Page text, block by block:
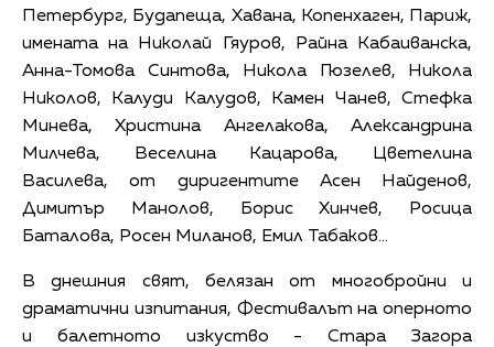
Петербург, Будапеща, Хавана, Копенхаген, Париж,
имената на Николай Гяуров, Райна Кабаиванска,
Анна-Томова Синтова, Никола Гюзелев, Никола
Николов, Калуди Калудов, Камен Чанев, Стефка
Минева, Христина Ангелакова, Александрина
Милчева, Веселина Кацарова, Цветелина
Василева, от диригентите Асен Найденов,
Димитър Манолов, Борис Хинчев, Росица
Баталова, Росен Миланов, Емил Табаков...
В днешния свят, белязан от многобройни и
драматични изпитания, Фестивалът на оперното
и балетното изкуство - Стара Загора